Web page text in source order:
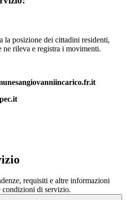
la posizione dei cittadini residenti,
ne rileva e registra i movimenti.
requisiti e altre informazioni
di servizio.